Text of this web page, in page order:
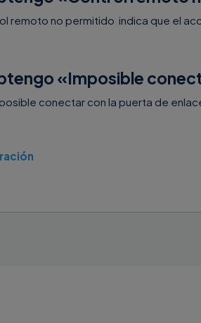
remoto no permitido indica que el
«Imposible
conectar con la puerta de